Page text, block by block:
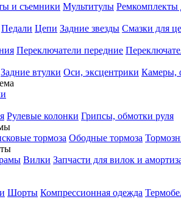
и съемники Мультитулы Ремкомплекты
Педали Цепи Задние звезды Смазки для
Переключатели передние
Задние втулки Оси, эксцентрики Камеры,
Рулевые колонки Грипсы, обмотки руля
тормоза Ободные тормоза
Вилки Запчасти для вилок и
Шорты Компрессионная одежда